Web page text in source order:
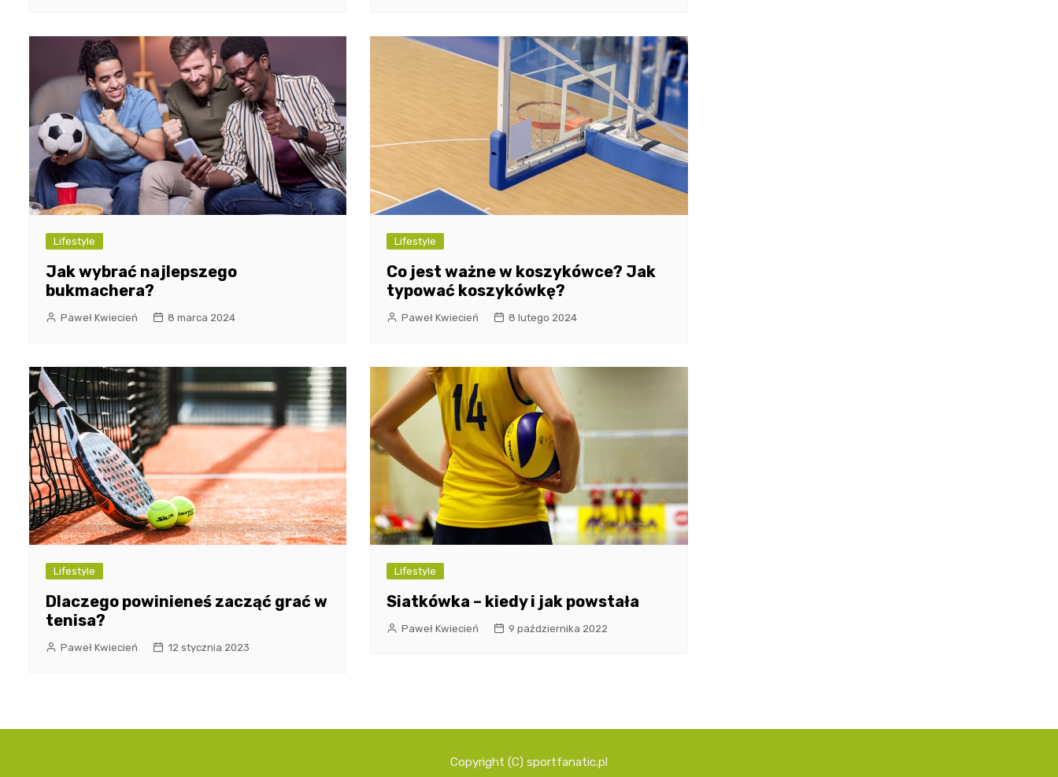
Lifestyle
Jak wybrać najlepszego
bukmachera?
Paweł Kwiecień 8 marca 2024
Lifestyle
Co jest ważne w koszykówce? Jak
typować koszykówkę?
Paweł Kwiecień 8 lutego 2024
Lifestyle
Dlaczego powinieneś zacząć grać w
tenisa?
Paweł Kwiecień 12 stycznia 2023
Lifestyle
Siatkówka – kiedy i jak powstała
Paweł Kwiecień 9 października 2022
Copyright (C) sportfanatic.pl